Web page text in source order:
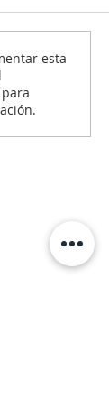
o
en
esta